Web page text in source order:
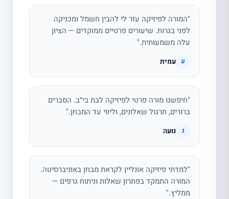
"המורה לפיזיקה עזר לי להבין חשמל ומכניקה
לפני בגרות. שיעורים פרטיים ממוקדים — הציון
עלה משמעותית."
ע עמית
"חיפשנו מורה פרטי לפיזיקה לבת בי״ב. הסברים
ברורים, תרגול שאלונים, וליווי עד המבחן."
נ נועה
"למדתי פיזיקה אונליין לקראת מבחן באוניברסיטה.
המורה התמקד בפתרון שאלות וניתוח גרפים —
ממליץ."